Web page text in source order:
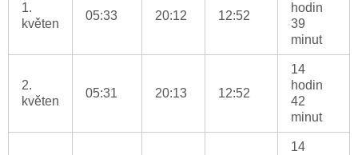
1.
květen
05:33 20:12 12:52
hodin
39
minut
2.
květen
05:31 20:13 12:52
14
hodin
42
minut
14